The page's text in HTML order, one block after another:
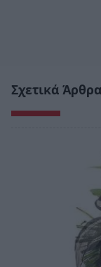
Σχετικά Άρθρα